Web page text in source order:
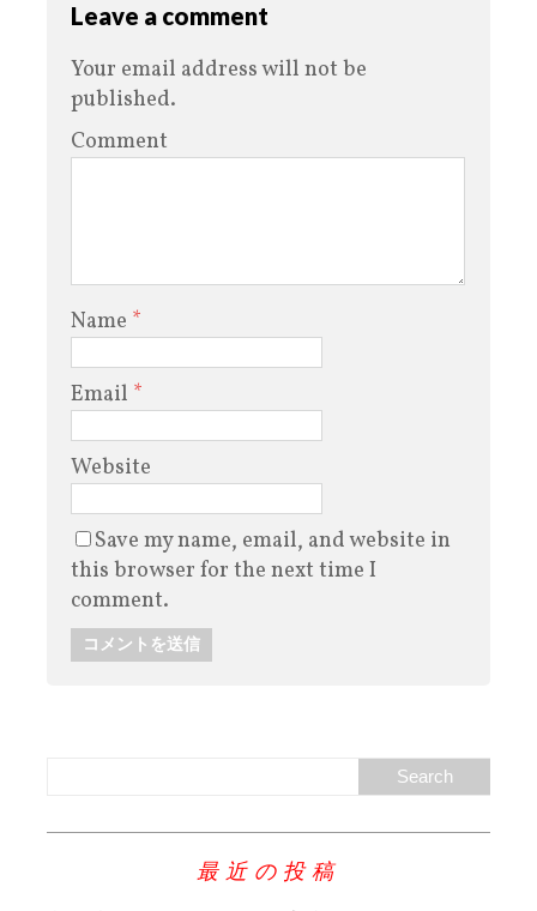
Leave a comment
Your email address will not be
published.
Comment
Name *
Email *
Website
Save my name, email, and website in
this browser for the next time I
comment.
最近の投稿